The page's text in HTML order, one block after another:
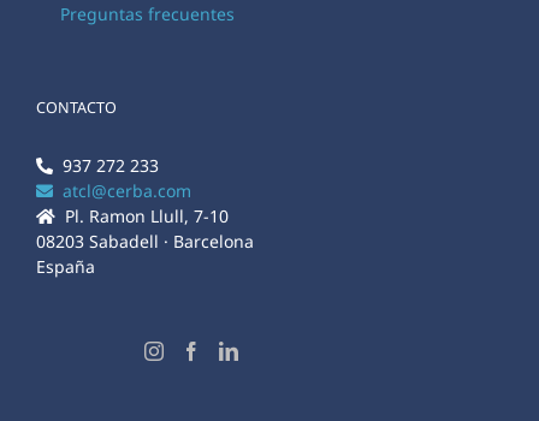
Preguntas frecuentes
CONTACTO
937 272 233
atcl@cerba.com
Pl. Ramon Llull, 7-10
08203 Sabadell · Barcelona
España